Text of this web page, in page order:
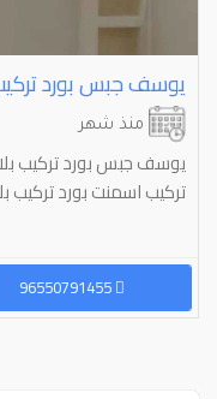
منذ شهر
تركيب اسمنت بورد تركيب
96550791455